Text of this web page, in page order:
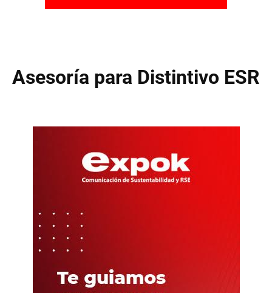
Asesoría para Distintivo ESR